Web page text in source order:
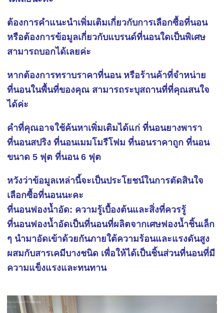
ต้องการคำแนะนำเพิ่มเติมเกี่ยวกับการเลือกซื้อที่นอน
หรือต้องการข้อมูลเกี่ยวกับแบรนด์ที่นอนใดเป็นพิเศษ
สามารถบอกได้เลยค่ะ
หากต้องการทราบราคาที่นอน หรือร้านค้าที่จำหน่าย
ที่นอนในพื้นที่ของคุณ สามารถระบุสถานที่ที่คุณสนใจ
ได้ค่ะ
คำที่คุณอาจใช้ค้นหาเพิ่มเติมได้แก่ ที่นอนยางพารา
ที่นอนสปริง ที่นอนเมมโมรีโฟม ที่นอนราคาถูก ที่นอน
ขนาด 5 ฟุต ที่นอน 6 ฟุต
หวังว่าข้อมูลเหล่านี้จะเป็นประโยชน์ในการตัดสินใจ
เลือกซื้อที่นอนนะคะ
ที่นอนฟองน้ำอัด: ความรู้เบื้องต้นและสิ่งที่ควรรู้
ที่นอนฟองน้ำอัดเป็นที่นอนที่ผลิตจากเศษฟองน้ำชิ้นเล็ก
ๆ นำมาอัดเข้าด้วยกันภายใต้ความร้อนและแรงดันสูง
ผสมกับสารเคมีบางชนิด เพื่อให้ได้เป็นชิ้นส่วนที่นอนที่มี
ความแข็งแรงและทนทาน